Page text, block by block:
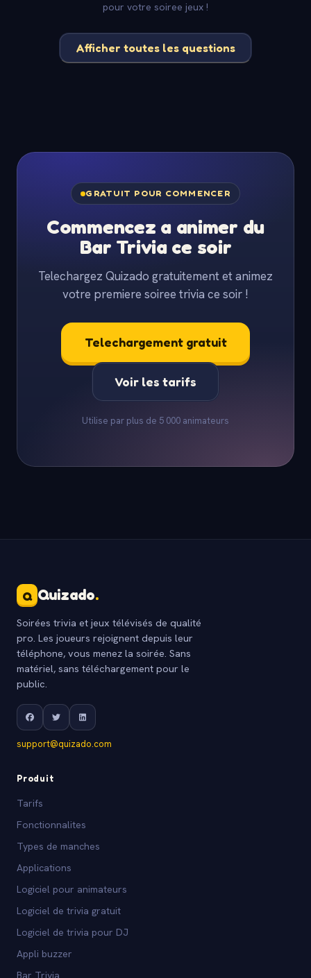
pour votre soiree jeux !
Afficher toutes les questions
GRATUIT POUR COMMENCER
Commencez a animer du
Bar Trivia ce soir
Telechargez Quizado gratuitement et animez
votre premiere soiree trivia ce soir !
Telechargement gratuit
Voir les tarifs
Utilise par plus de 5 000 animateurs
Q Quizado.
Soirées trivia et jeux télévisés de qualité
pro. Les joueurs rejoignent depuis leur
téléphone, vous menez la soirée. Sans
matériel, sans téléchargement pour le
public.
support@quizado.com
Produit
Tarifs
Fonctionnalites
Types de manches
Applications
Logiciel pour animateurs
Logiciel de trivia gratuit
Logiciel de trivia pour DJ
Appli buzzer
Bar Trivia